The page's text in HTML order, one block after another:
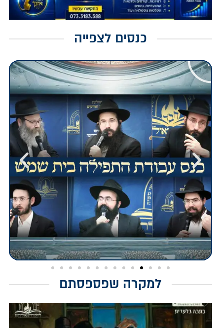
כנסים לצפייה
למקרה שפספסתם